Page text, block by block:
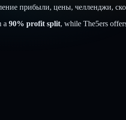
прибыли, цены, челленджи,
a 90% profit split, while The5ers